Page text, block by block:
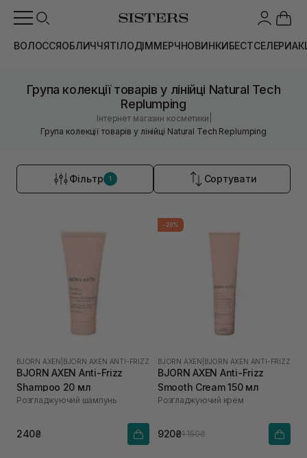
ВОЛОССЯОБЛИЧЧЯТІЛОДІММЕРЧНОВИНКИБЕСТСЕЛЕРИ
Група колекції товарів у лінійці Natural Tech
Replumping
Інтернет магазин косметики
Група колекції товарів у лінійці Natural Tech Replumping
Фільтр 1 Сортувати
BJORN AXEN BJORN AXEN ANTI-FRIZZ
BJORN AXEN Anti-Frizz
Shampoo 20 мл
Розгладжуючий шампунь
240₴
-20%
BJORN AXEN BJORN AXEN ANTI-FRIZZ
BJORN AXEN Anti-Frizz
Smooth Cream 150 мл
Розгладжуючий крем
920₴1 150₴